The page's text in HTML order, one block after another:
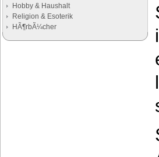
Hobby & Haushalt
Religion & Esoterik
HÃ¶rbÃ¼cher